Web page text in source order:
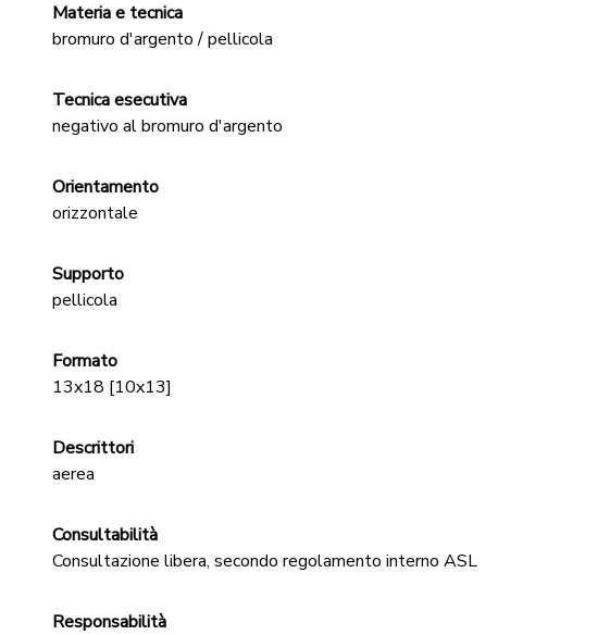
Materia e tecnica
bromuro d'argento / pellicola
Tecnica esecutiva
negativo al bromuro d'argento
Orientamento
orizzontale
Supporto
pellicola
Formato
13x18 [10x13]
Descrittori
aerea
Consultabilità
Consultazione libera, secondo regolamento interno ASL
Responsabilità